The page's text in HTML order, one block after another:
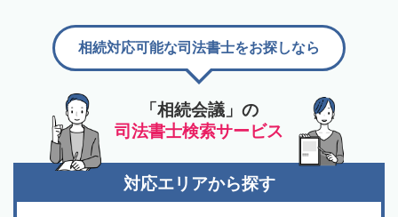
「相続会議」の
司法書士検索サービス
相続対応可能な司法書士をお探しなら
対応エリアから探す